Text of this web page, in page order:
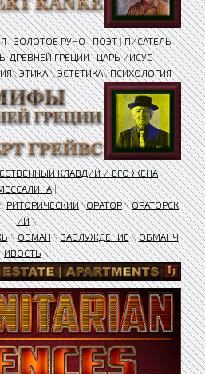
|ЗОЛОТОЕ РУНО|ПОЭТ|ПИСАТЕЛЬ|
ДРЕВНЕЙ ГРЕЦИИ|ЦАРЬ ИИСУС|
\ЭТИКА\ЭСТЕТИКА\ПСИХОЛОГИЯ
КЛАВДИЙ И ЕГО ЖЕНА
|
РИТОРИЧЕСКИЙ\ОРАТОР\ОРАТОРСК
ИЙ\
\ОБМАН\ЗАБЛУЖДЕНИЕ\ОБМАНЧ
ИВОСТЬ\